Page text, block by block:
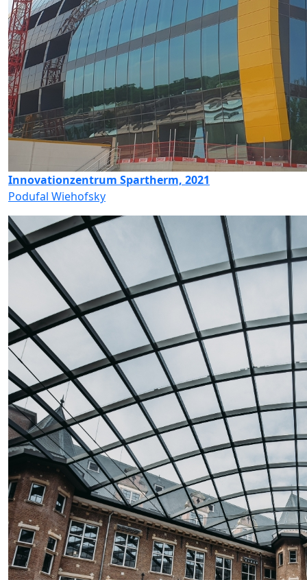
Innovationzentrum Spartherm, 2021
Podufal Wiehofsky